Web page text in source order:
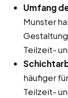
Umfang
Munster
Teilzeit-
häufiger
Teilzeit-